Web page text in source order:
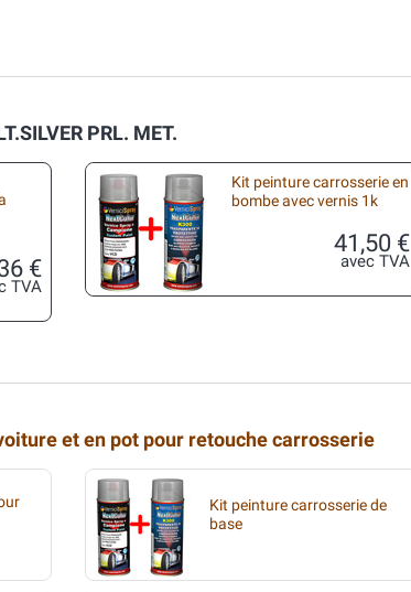
PRL. MET.
€
TVA
Kit peinture carrosserie en
bombe avec vernis 1k
41,50 €
avec TVA
et en pot pour retouche carrosserie
Kit peinture carrosserie de
base